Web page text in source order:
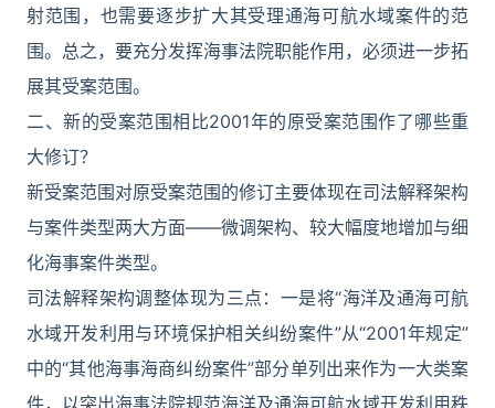
射范围，也需要逐步扩大其受理通海可航水域案件的范
围。总之，要充分发挥海事法院职能作用，必须进一步拓
展其受案范围。
二、新的受案范围相比2001年的原受案范围作了哪些重
大修订？
新受案范围对原受案范围的修订主要体现在司法解释架构
与案件类型两大方面——微调架构、较大幅度地增加与细
化海事案件类型。
司法解释架构调整体现为三点：一是将“海洋及通海可航
水域开发利用与环境保护相关纠纷案件”从“2001年规定”
中的“其他海事海商纠纷案件”部分单列出来作为一大类案
件，以突出海事法院规范海洋及通海可航水域开发利用秩